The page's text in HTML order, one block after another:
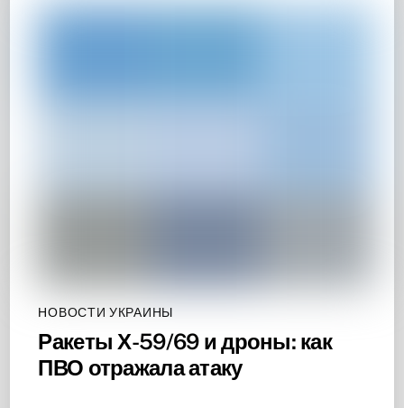
НОВОСТИ УКРАИНЫ
Ракеты Х-59/69 и дроны: как
ПВО отражала атаку